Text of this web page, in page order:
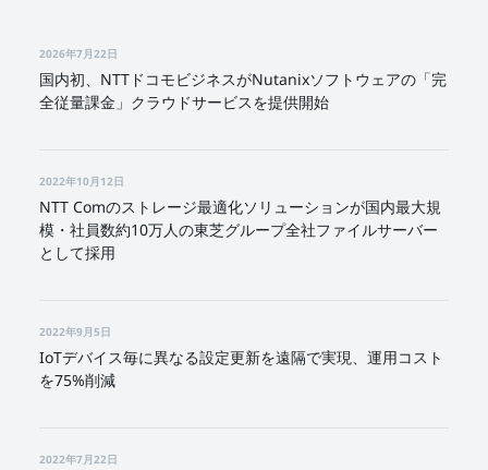
2026年7月22日
国内初、NTTドコモビジネスがNutanixソフトウェアの「完
全従量課金」クラウドサービスを提供開始
2022年10月12日
NTT Comのストレージ最適化ソリューションが国内最大規
模・社員数約10万人の東芝グループ全社ファイルサーバー
として採用
2022年9月5日
IoTデバイス毎に異なる設定更新を遠隔で実現、運用コスト
を75%削減
2022年7月22日